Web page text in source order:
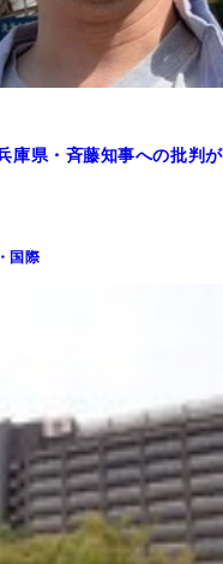
庫県・斉藤知事への批判が
国際